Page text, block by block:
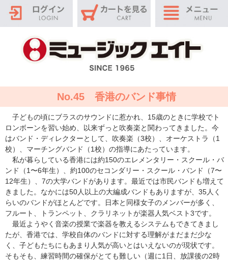
No.45 香港のバンド事情
子どもの頃にブラスのサウンドに惹かれ、15歳のときに学校でト
ロンボーンを習い始め、以来ずっと吹奏楽と関わってきました。今
はバンド・ディレクターとして、吹奏楽（3校）、オーケストラ（1
校）、マーチングバンド（1校）の指導にあたっています。
私が暮らしている香港には約150のエレメンタリー・スクール・バ
ンド（1〜6年生）、約100のセコンダリー・スクール・バンド（7〜
12年生）、7の大学バンドがあります。最近では市民バンドも増えて
きました。なかには50人以上の大編成バンドもありますが、35人く
らいのバンドがほとんどです。日本と同様女子のメンバーが多く、
フルート、トランペット、クラリネットが楽器人気ベスト3です。
最近ようやく音楽の授業で楽器を教えるシステムもできてきまし
たが、香港では、学校自体のバンドに対する理解がまだまだ少な
く、子どもたちにもあまり人気が高いとはいえないのが現状です。
そもそも、練習時間の確保がとても難しい（週に1日、放課後の2時